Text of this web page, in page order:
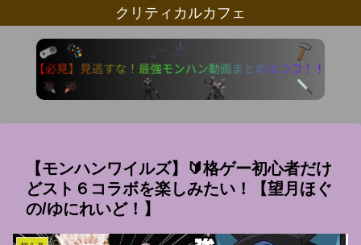
クリティカルカフェ
【モンハンワイルズ】🔰格ゲー初心者だけ
どスト６コラボを楽しみたい！【望月ほぐ
の/ゆにれいど！】